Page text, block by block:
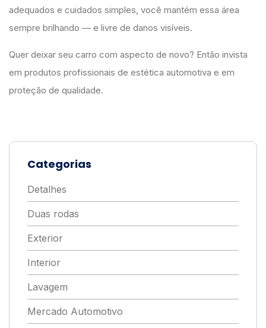
adequados e cuidados simples, você mantém essa área
sempre brilhando — e livre de danos visíveis.
Quer deixar seu carro com aspecto de novo? Então invista
em produtos profissionais de estética automotiva e em
proteção de qualidade.
Categorias
Detalhes
Duas rodas
Exterior
Interior
Lavagem
Mercado Automotivo